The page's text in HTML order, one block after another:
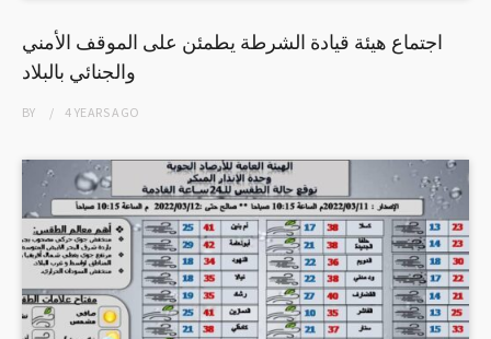
اجتماع هيئة قيادة الشرطة يطمئن على الموقف الأمني
والجنائي بالبلاد
BY 4 YEARSAGO